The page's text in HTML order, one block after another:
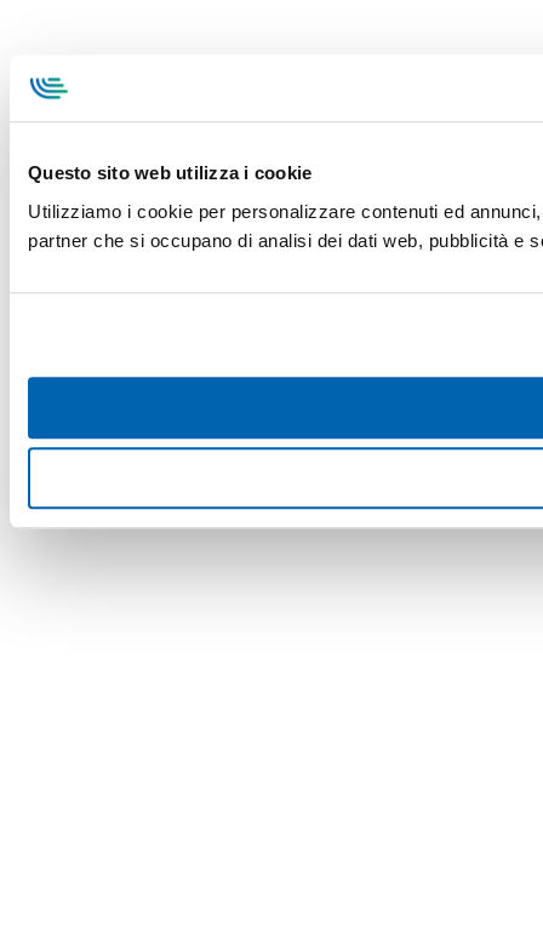
Questo sito web utilizza i cookie
Utilizziamo i cookie per personalizzare contenuti ed
partner che si occupano di analisi dei dati web, pubblicità e